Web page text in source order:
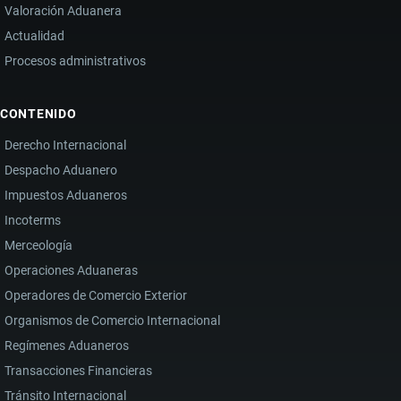
Valoración Aduanera
Actualidad
Procesos administrativos
CONTENIDO
Derecho Internacional
Despacho Aduanero
Impuestos Aduaneros
Incoterms
Merceología
Operaciones Aduaneras
Operadores de Comercio Exterior
Organismos de Comercio Internacional
Regímenes Aduaneros
Transacciones Financieras
Tránsito Internacional